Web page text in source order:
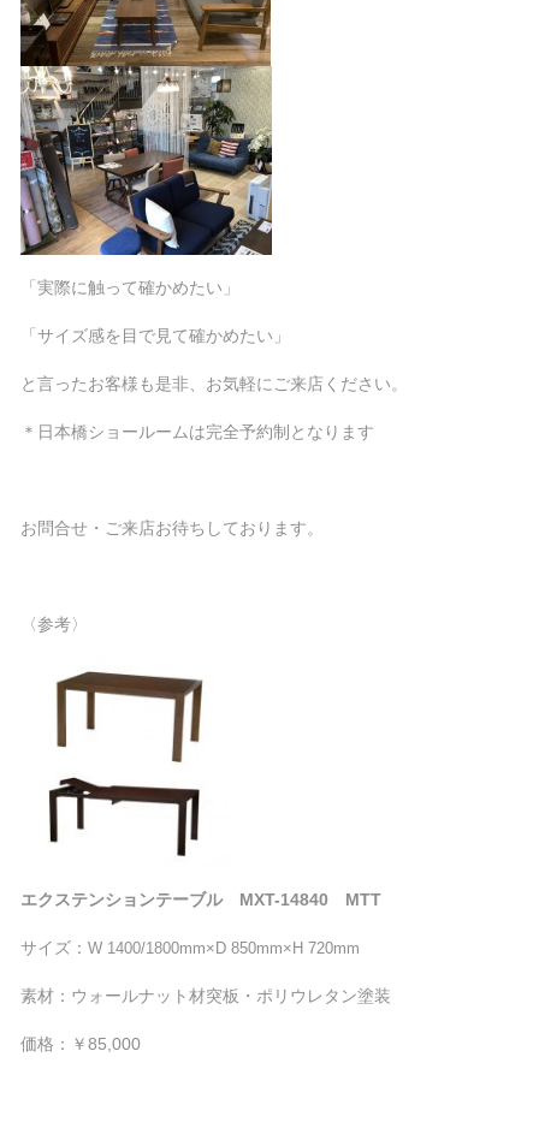
「実際に触って確かめたい」
「サイズ感を目で見て確かめたい」
と言ったお客様も是非、お気軽にご来店ください。
＊日本橋ショールームは完全予約制となります
お問合せ・ご来店お待ちしております。
〈参考〉
エクステンションテーブル MXT-14840 MTT
サイズ： W 1400/1800mm×D 850mm×H 720mm
素材：ウォールナット材突板・ポリウレタン塗装
価格：￥85,000